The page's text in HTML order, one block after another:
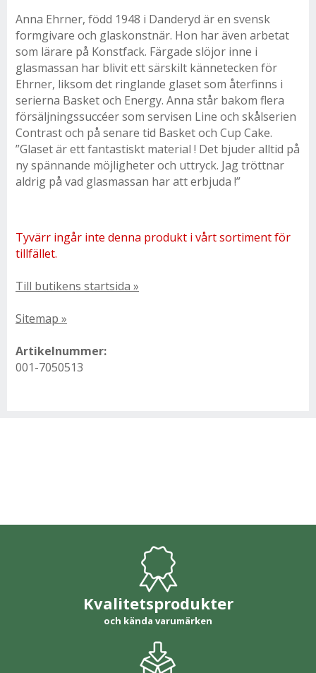
Anna Ehrner, född 1948 i Danderyd är en svensk
formgivare och glaskonstnär. Hon har även arbetat
som lärare på Konstfack. Färgade slöjor inne i
glasmassan har blivit ett särskilt kännetecken för
Ehrner, liksom det ringlande glaset som återfinns i
serierna Basket och Energy. Anna står bakom flera
försäljningssuccéer som servisen Line och skålserien
Contrast och på senare tid Basket och Cup Cake.
”Glaset är ett fantastiskt material ! Det bjuder alltid på
ny spännande möjligheter och uttryck. Jag tröttnar
aldrig på vad glasmassan har att erbjuda !”
Tyvärr ingår inte denna produkt i vårt sortiment för
tillfället.
Till butikens startsida »
Sitemap »
Artikelnummer:
001-7050513
Kvalitetsprodukter
och kända varumärken